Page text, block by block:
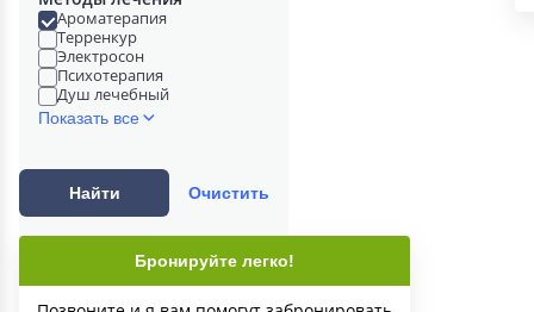
Ароматерапия
Терренкур
Электросон
Психотерапия
Душ лечебный
Показать все
Найти Очистить
Бронируйте легко!